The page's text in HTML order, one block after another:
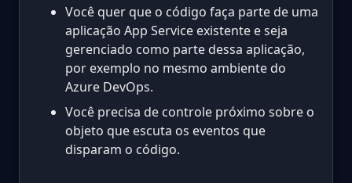
Você quer que o código faça parte de uma
aplicação App Service existente e seja
gerenciado como parte dessa aplicação,
por exemplo no mesmo ambiente do
Azure DevOps.
Você precisa de controle próximo sobre o
objeto que escuta os eventos que
disparam o código.